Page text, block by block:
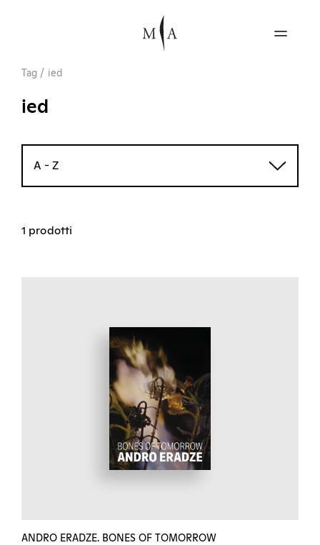
Tag / ied
ied
A - Z
1 prodotti
ANDRO ERADZE. BONES OF TOMORROW